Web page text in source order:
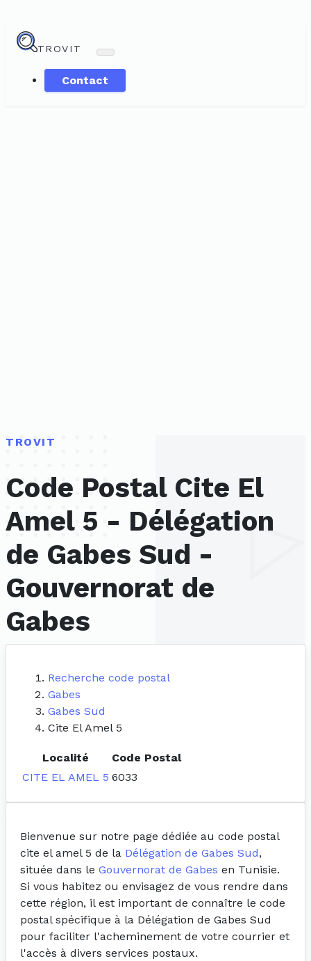
TROVIT
Contact
TROVIT
Code Postal Cite El
Amel 5 - Délégation
de Gabes Sud -
Gouvernorat de
Gabes
Recherche code postal
Gabes
Gabes Sud
Cite El Amel 5
Localité
Code Postal
CITE EL AMEL 5 6033
Bienvenue sur notre page dédiée au code postal
cite el amel 5 de la Délégation de Gabes Sud,
située dans le Gouvernorat de Gabes en Tunisie.
Si vous habitez ou envisagez de vous rendre dans
cette région, il est important de connaître le code
postal spécifique à la Délégation de Gabes Sud
pour faciliter l'acheminement de votre courrier et
l'accès à divers services postaux.